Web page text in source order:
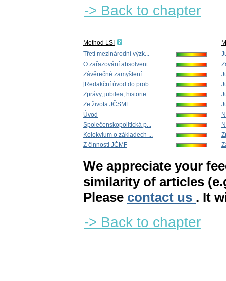
-> Back to chapter
Method LSI
Třetí mezinárodní výzk...
O zařazování absolvent...
Závěrečné zamyšlení
[Redakční úvod do prob...
Zprávy, jubilea, historie
Ze života JČSMF
Úvod
Společenskopolitická p...
Kolokvium o základech ...
Z činnosti JČMF
We appreciate your
similarity of articles
Please contact us . It
-> Back to chapter